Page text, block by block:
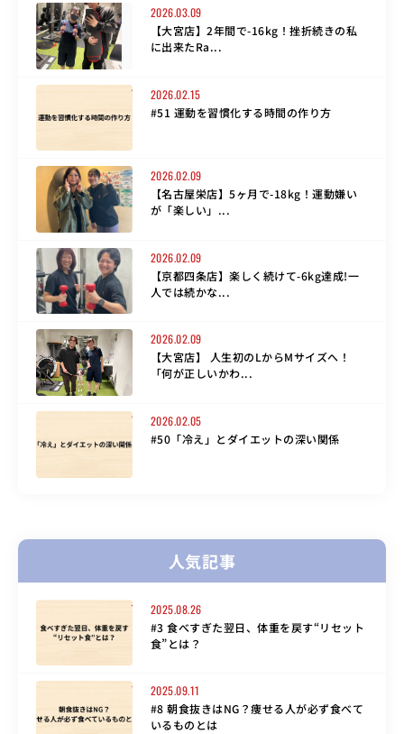
2026.03.09
【大宮店】2年間で-16kg！挫折続きの私
に出来たRa...
2026.02.15
#51 運動を習慣化する時間の作り方
2026.02.09
【名古屋栄店】5ヶ月で-18kg！運動嫌い
が「楽しい」...
2026.02.09
【京都四条店】楽しく続けて-6kg達成!一
人では続かな...
2026.02.09
【大宮店】 人生初のLからMサイズへ！
「何が正しいかわ...
2026.02.05
#50「冷え」とダイエットの深い関係
人気記事
2025.08.26
#3 食べすぎた翌日、体重を戻す“リセット
食”とは？
2025.09.11
#8 朝食抜きはNG？痩せる人が必ず食べて
いるものとは